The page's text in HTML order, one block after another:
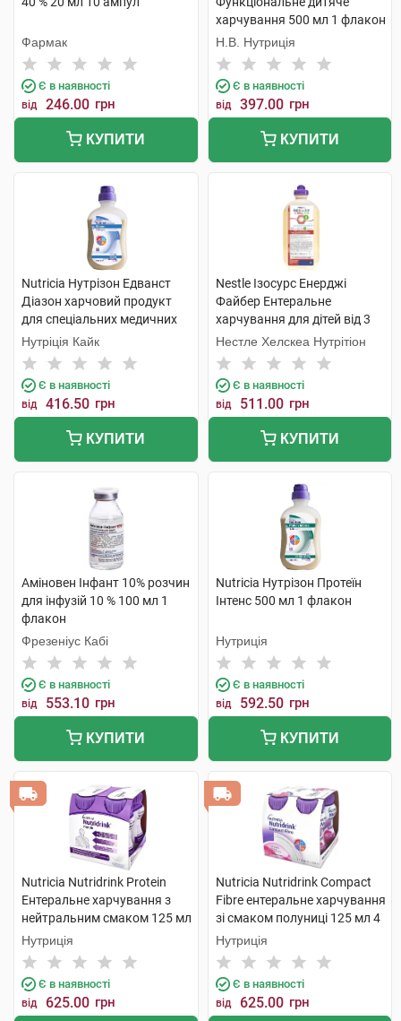
Фармак
Є в наявності
від 246.00 грн
КУПИТИ
харчування 500 мл 1 флакон
Н.В. Нутриція
Є в наявності
від 397.00 грн
КУПИТИ
Nutricia Нутрізон Едванст
Діазон харчовий продукт
для спеціальних медичних
цілей 500 мл 1 флакон
Нутріція Кайк
Є в наявності
від 416.50 грн
КУПИТИ
Nestle Ізосурс Енерджі
Файбер Ентеральне
харчування для дітей від 3
років та дорослих 1 000 мл 1
флакон
Нестле Хелскеа Нутрітіон
Є в наявності
від 511.00 грн
КУПИТИ
Аміновен Інфант 10% розчин
для інфузій 10 % 100 мл 1
флакон
Фрезеніус Кабі
Є в наявності
від 553.10 грн
КУПИТИ
Nutricia Нутрізон Протеїн
Інтенс 500 мл 1 флакон
Нутриція
Є в наявності
від 592.50 грн
КУПИТИ
Nutricia Nutridrink Protein
Ентеральне харчування з
нейтральним смаком 125 мл
4 пляшки
Нутриція
Є в наявності
від 625.00 грн
Nutricia Nutridrink Compact
Fibre ентеральне харчування
зі смаком полуниці 125 мл 4
пляшки
Нутриція
Є в наявності
від 625.00 грн